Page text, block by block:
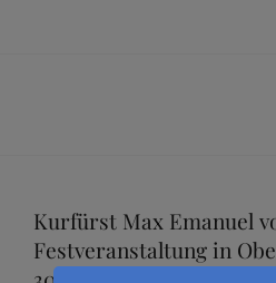
Kurfürst Max Emanuel
Festveranstaltung in